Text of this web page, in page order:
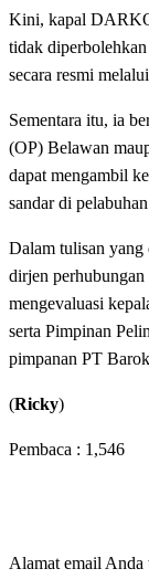
Kini, kapal
tidak diperbolehkan
secara resmi
Sementara itu, ia
(OP) Belawan
dapat mengambil
sandar di
Dalam tulisan yang
dirjen
mengevaluasi
serta Pimpinan
pimpanan PT
(Ricky)
Pembaca : 1,546
Alamat email